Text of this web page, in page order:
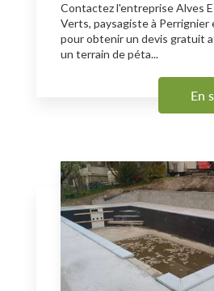
Contactez l'entreprise Alves
Verts, paysagiste à Perrignier
pour obtenir un devis gratuit
un terrain de péta...
En